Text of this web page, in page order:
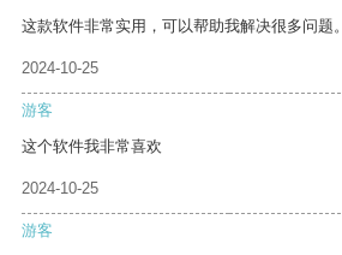
这款软件非常实用，可以帮助我解决很多问题。
2024-10-25
游客
这个软件我非常喜欢
2024-10-25
游客